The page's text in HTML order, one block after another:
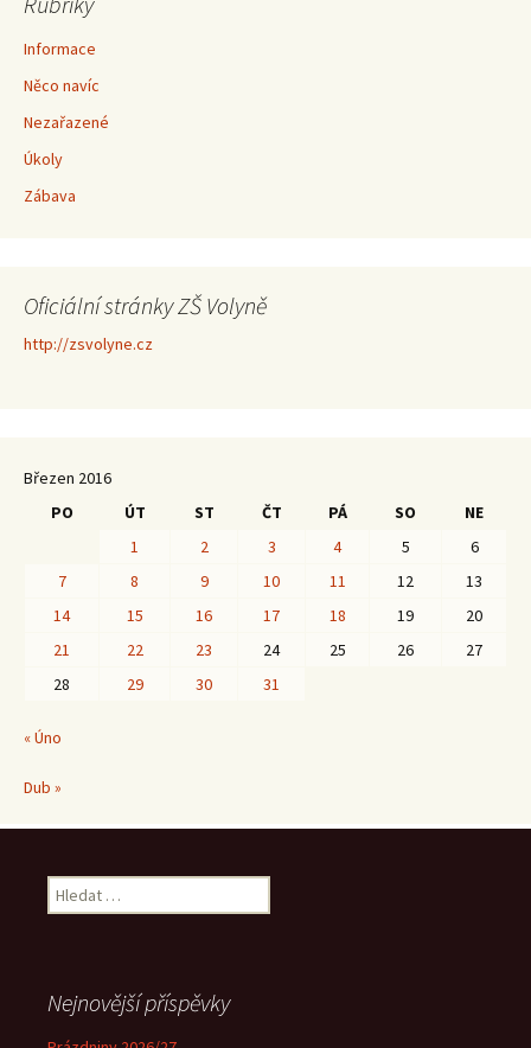
Informace
Něco navíc
Nezařazené
Úkoly
Zábava
Oficiální stránky ZŠ Volyně
http://zsvolyne.cz
Březen 2016
PO
ÚT ST ČT PÁ SO
NE
1
2 3 4 5
6
7
8 9 10 11 12
13
14
15 16 17 18 19
20
21
22 23 24 25 26
27
28
29 30 31
« Úno
Dub »
Vyhledávání
Nejnovější příspěvky